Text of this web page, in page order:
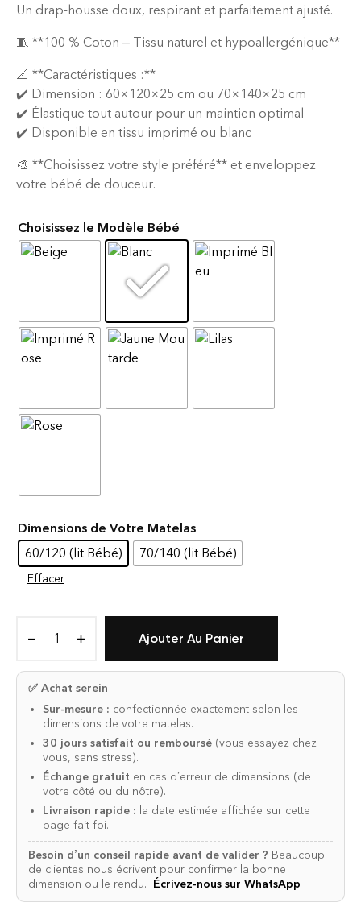
Un drap-housse doux, respirant et parfaitement ajusté.
🧵 **100 % Coton – Tissu naturel et hypoallergénique**
📐 **Caractéristiques :**
✔️ Dimension : 60×120×25 cm ou 70×140×25 cm
✔️ Élastique tout autour pour un maintien optimal
✔️ Disponible en tissu imprimé ou blanc
🎨 **Choisissez votre style préféré** et enveloppez
votre bébé de douceur.
Choisissez le Modèle Bébé
Dimensions de Votre Matelas
60/120 (lit Bébé)
70/140 (lit Bébé)
Effacer
Ajouter Au Panier
✅ Achat serein
Sur-mesure : confectionnée exactement selon les
dimensions de votre matelas.
30 jours satisfait ou remboursé (vous essayez chez
vous, sans stress).
Échange gratuit en cas d’erreur de dimensions (de
votre côté ou du nôtre).
Livraison rapide : la date estimée affichée sur cette
page fait foi.
Besoin d’un conseil rapide avant de valider ? Beaucoup
de clientes nous écrivent pour confirmer la bonne
dimension ou le rendu. Écrivez-nous sur WhatsApp